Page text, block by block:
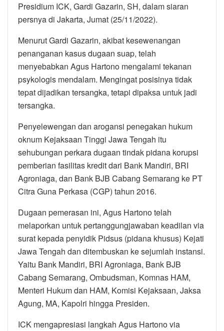
Presidium ICK, Gardi Gazarin, SH, dalam siaran
persnya di Jakarta, Jumat (25/11/2022).
Menurut Gardi Gazarin, akibat kesewenangan
penanganan kasus dugaan suap, telah
menyebabkan Agus Hartono mengalami tekanan
psykologis mendalam. Mengingat posisinya tidak
tepat dijadikan tersangka, tetapi dipaksa untuk jadi
tersangka.
Penyelewengan dan arogansi penegakan hukum
oknum Kejaksaan Tinggi Jawa Tengah itu
sehubungan perkara dugaan tindak pidana korupsi
pemberian fasilitas kredit dari Bank Mandiri, BRI
Agroniaga, dan Bank BJB Cabang Semarang ke PT
Citra Guna Perkasa (CGP) tahun 2016.
Dugaan pemerasan ini, Agus Hartono telah
melaporkan untuk pertanggungjawaban keadilan via
surat kepada penyidik Pidsus (pidana khusus) Kejati
Jawa Tengah dan ditembuskan ke sejumlah instansi.
Yaitu Bank Mandiri, BRI Agroniaga, Bank BJB
Cabang Semarang, Ombudsman, Komnas HAM,
Menteri Hukum dan HAM, Komisi Kejaksaan, Jaksa
Agung, MA, Kapolri hingga Presiden.
ICK mengapresiasi langkah Agus Hartono via